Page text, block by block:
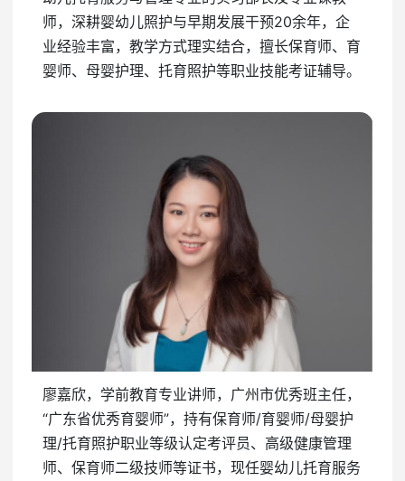
师，深耕婴幼儿照护与早期发展干预20余年，企
业经验丰富，教学方式理实结合，擅长保育师、育
婴师、母婴护理、托育照护等职业技能考证辅导。
廖嘉欣，学前教育专业讲师，广州市优秀班主任，
“广东省优秀育婴师”，持有保育师/育婴师/母婴护
理/托育照护职业等级认定考评员、高级健康管理
师、保育师二级技师等证书，现任婴幼儿托育服务